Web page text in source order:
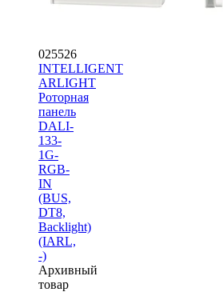
025526
INTELLIGENT
ARLIGHT
Роторная
панель
DALI-
133-
1G-
RGB-
IN
(BUS,
DT8,
Backlight)
(IARL,
-)
Архивный
товар